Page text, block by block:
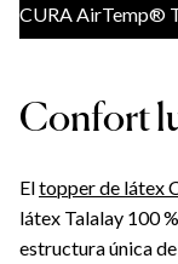
CURA AirTemp®
Confort
Eltopper de látex
látex Talalay 100
estructura única